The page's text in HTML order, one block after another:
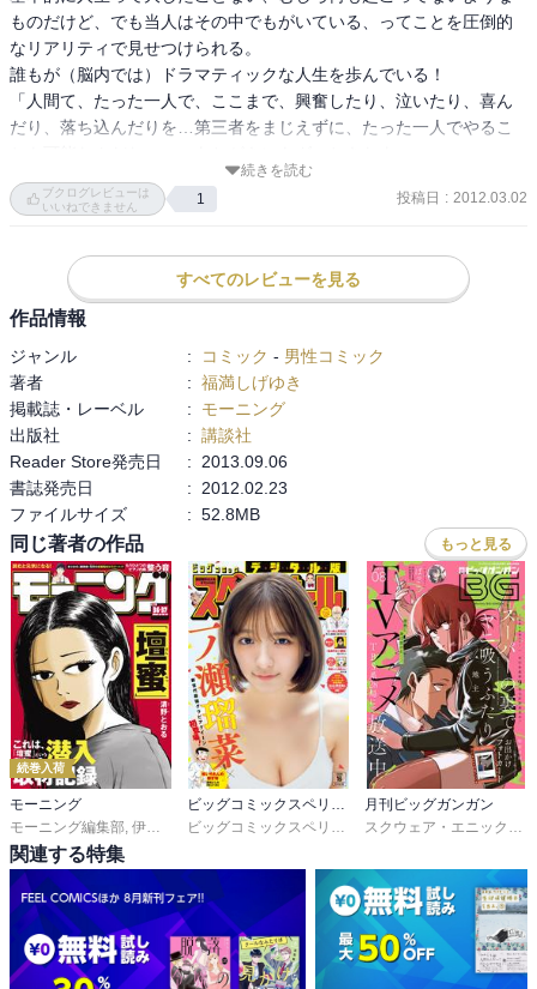
ものだけど、でも当人はその中でもがいている、ってことを圧倒的
なリアリティで見せつけられる。
誰もが（脳内では）ドラマティックな人生を歩んでいる！
「人間て、たった一人で、ここまで、興奮したり、泣いたり、喜ん
だり、落ち込んだりを…第三者をまじえずに、たった一人でやるこ
続きを読む
ブクログレビューは
いいねできません
1 投稿日 : 2012.03.02
すべてのレビューを見る
作品情報
ジャンル : コミック - 男性コミック
著者
: 福満しげゆき
掲載誌・レーベル
:
モーニング
出版社
: 講談社
Reader Store発売日
:
2013.09.06
書誌発売日
:
2012.02.23
ファイルサイズ
: 52.8MB
同じ著者の作品 もっと見る
続巻入荷
モーニング
モーニング編集部, 伊咲智太 ,オオイシヒロト,森高夕次 ,足立金太郎 , 出端祐大 ,江
ビッグコミックスペリオール
ビッグコミックスペリオール編集部
月刊ビッグガンガン
スクウェア・エニックス
関連する特集